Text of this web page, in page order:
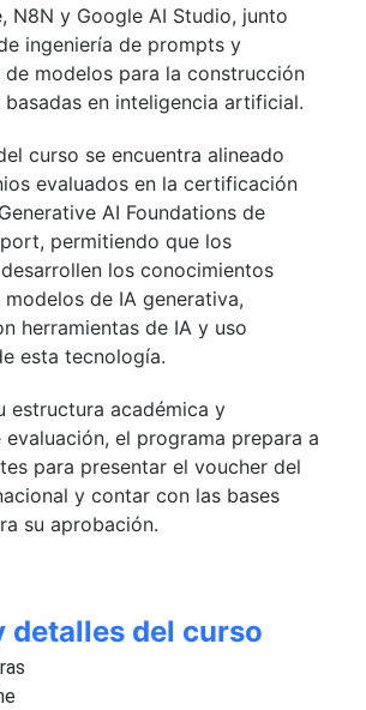
N8N y Google AI Studio, junto
ingeniería de prompts y
modelos para la construcción
en inteligencia artificial.
curso se encuentra alineado
evaluados en la certificación
AI Foundations de
permitiendo que los
los conocimientos
modelos de IA generativa,
herramientas de IA y uso
esta tecnología.
estructura académica y
evaluación, el programa prepara a
para presentar el voucher del
y contar con las bases
su aprobación.
detalles del curso